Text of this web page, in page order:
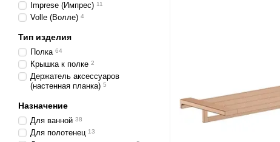
Imprese (Импрес) 11
Volle (Волле) 4
Тип изделия
Полка 64
Крышка к полке 2
Держатель аксессуаров
(настенная планка) 5
Назначение
Для ванной 38
Для полотенец 13